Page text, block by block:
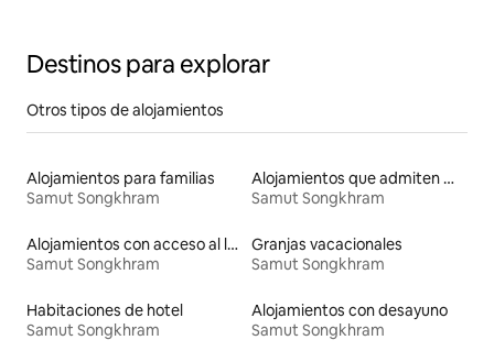
Destinos para explorar
Otros tipos de alojamientos
Alojamientos para familias
Samut Songkhram
Alojamientos que admiten mascotas
Samut Songkhram
Alojamientos con acceso al lago
Samut Songkhram
Granjas vacacionales
Samut Songkhram
Habitaciones de hotel
Samut Songkhram
Alojamientos con desayuno
Samut Songkhram